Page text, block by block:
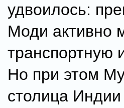
удвоилось:
Моди активно
транспортную
Но при этом
столица